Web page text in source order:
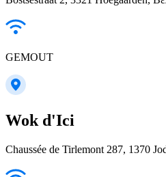
GEMOUT
Wok d'Ici
Chaussée de Tirlemont 287, 1370